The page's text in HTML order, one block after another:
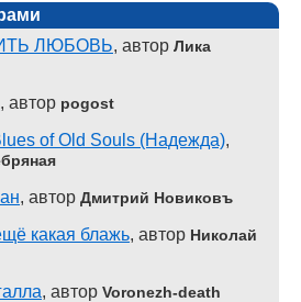
ЛЮБОВЬ, автор Лика
, автор pogost
of Old Souls (Надежда),
, автор Дмитрий Новиковъ
какая блажь, автор Николай
, автор Voronezh-death